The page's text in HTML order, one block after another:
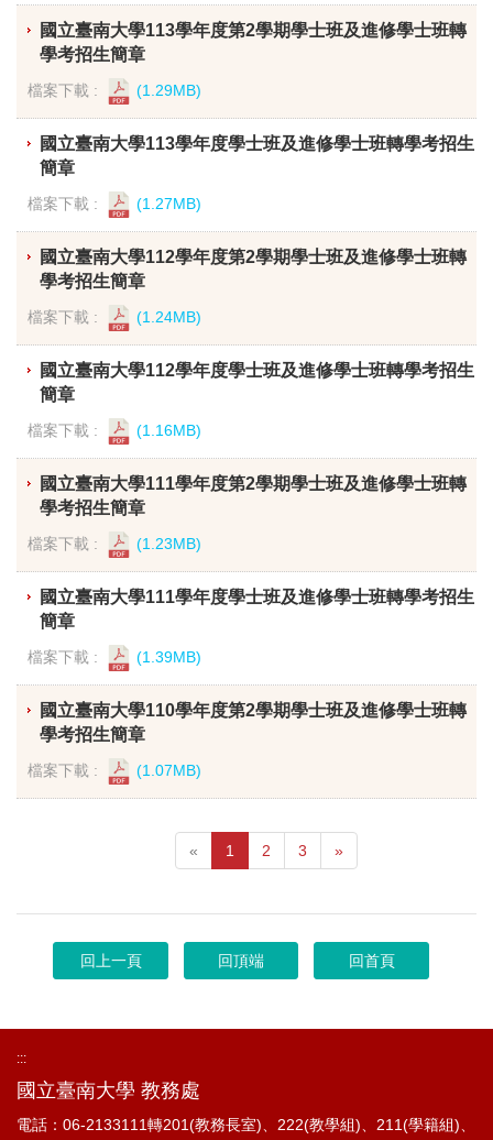
國立臺南大學113學年度第2學期學士班及進修學士班轉
學考招生簡章
檔案下載 : (1.29MB)
國立臺南大學113學年度學士班及進修學士班轉學考招生
簡章
檔案下載 : (1.27MB)
國立臺南大學112學年度第2學期學士班及進修學士班轉
學考招生簡章
檔案下載 : (1.24MB)
國立臺南大學112學年度學士班及進修學士班轉學考招生
簡章
檔案下載 : (1.16MB)
國立臺南大學111學年度第2學期學士班及進修學士班轉
學考招生簡章
檔案下載 : (1.23MB)
國立臺南大學111學年度學士班及進修學士班轉學考招生
簡章
檔案下載 : (1.39MB)
國立臺南大學110學年度第2學期學士班及進修學士班轉
學考招生簡章
檔案下載 : (1.07MB)
« 1 2 3 »
回上一頁 回頂端 回首頁
:::
國立臺南大學 教務處
電話：06-2133111轉201(教務長室)、222(教學組)、211(學籍組)、